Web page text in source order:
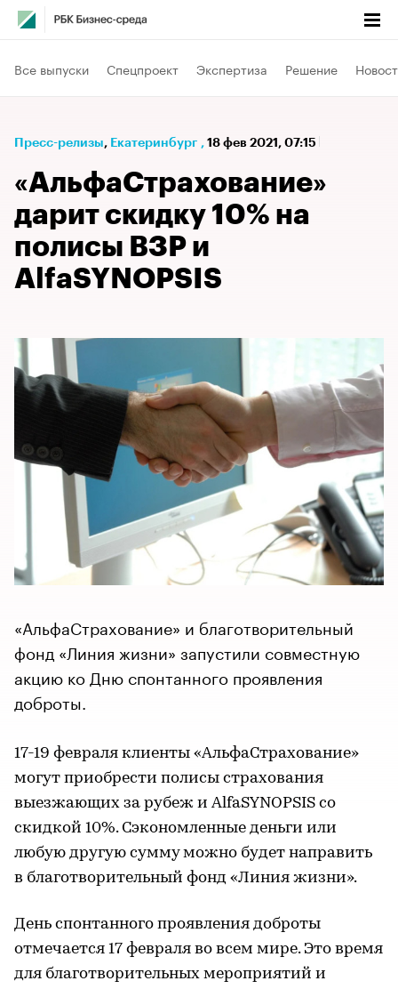
Все выпуски Спецпроект Экспертиза Решение
Пресс-релизы⁠, Екатеринбург , 18 фев 2021, 07:15
«АльфаСтрахование»
дарит скидку 10% на
полисы ВЗР и
AlfaSYNOPSIS
«АльфаСтрахование» и благотворительный
фонд «Линия жизни» запустили совместную
акцию ко Дню спонтанного проявления
доброты.
17-19 февраля клиенты «АльфаСтрахование»
могут приобрести полисы страхования
выезжающих за рубеж и AlfaSYNOPSIS со
скидкой 10%. Сэкономленные деньги или
любую другую сумму можно будет направить
в благотворительный фонд «Линия жизни».
День спонтанного проявления доброты
отмечается 17 февраля во всем мире. Это время
для благотворительных мероприятий и